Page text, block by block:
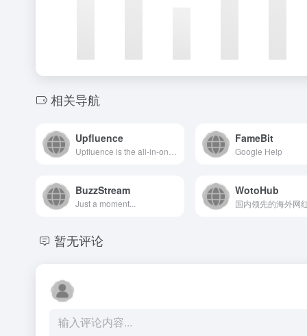
相关导航
Upfluence FameBit
Google Help
BuzzStream
Just a moment...
WotoHub
暂无评论